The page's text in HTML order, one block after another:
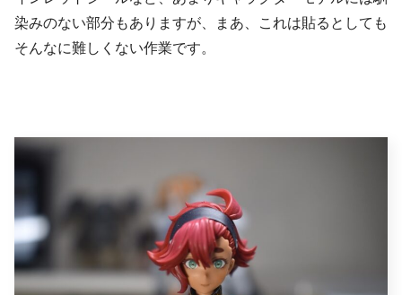
染みのない部分もありますが、まあ、これは貼るとしても
そんなに難しくない作業です。